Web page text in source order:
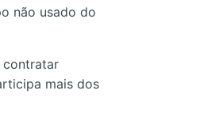
não usado do
contratar
mais dos